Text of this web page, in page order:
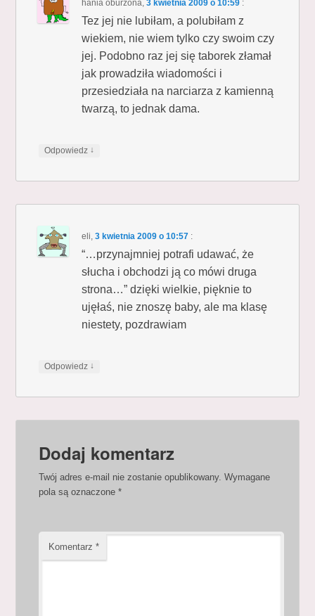
hania oburzona,3 kwietnia 2009 o 10:59 :
Tez jej nie lubiłam, a polubiłam z
wiekiem, nie wiem tylko czy swoim czy
jej. Podobno raz jej się taborek złamał
jak prowadziła wiadomości i
przesiedziała na narciarza z kamienną
twarzą, to jednak dama.
Odpowiedz ↓
eli,3 kwietnia 2009 o 10:57 :
“…przynajmniej potrafi udawać, że
słucha i obchodzi ją co mówi druga
strona…” dzięki wielkie, pięknie to
ujęłaś, nie znoszę baby, ale ma klasę
niestety, pozdrawiam
Odpowiedz ↓
Dodaj komentarz
Twój adres e-mail nie zostanie opublikowany. Wymagane
pola są oznaczone*
Komentarz*